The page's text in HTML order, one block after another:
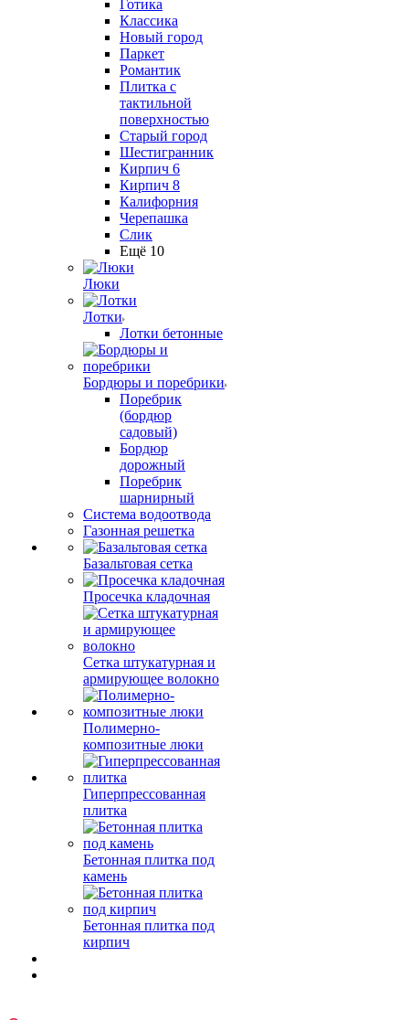
Готика
Классика
Новый город
Паркет
Романтик
Плитка с
тактильной
поверхностью
Старый город
Шестигранник
Кирпич 6
Кирпич 8
Калифорния
Черепашка
Слик
Ещё 10
Люки
Лотки
Лотки бетонные
Бордюры и поребрики
Поребрик
(бордюр
садовый)
Бордюр
дорожный
Поребрик
шарнирный
Система водоотвода
Газонная решетка
Базальтовая сетка
Просечка кладочная
Сетка штукатурная и
армирующее волокно
Полимерно-
композитные люки
Гиперпрессованная
плитка
Бетонная плитка под
камень
Бетонная плитка под
кирпич